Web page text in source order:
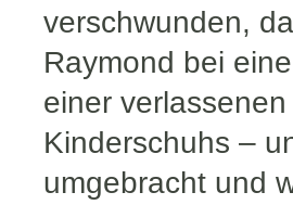
verschwunden,
Raymond bei
einer
Kinderschuhs –
umgebracht und